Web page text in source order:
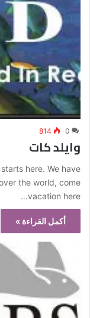
0
814
وايلد كات
here. We have
the world, come
vacation here…
أكمل القراءة »